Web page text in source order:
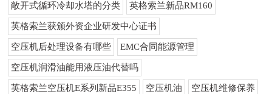
敞开式循环冷却水塔的分类 英格索兰新品RM160
英格索兰获颁外资企业研发中心证书
空压机后处理设备有哪些 EMC合同能源管理
空压机润滑油能用液压油代替吗
英格索兰空压机E系列新品E355 空压机油 空压机维修保养